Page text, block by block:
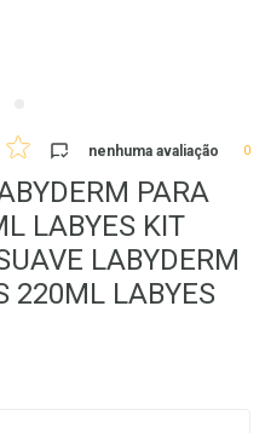
nenhuma avaliação 0
PARA
LABYES KIT
LABYDERM
220ML LABYES